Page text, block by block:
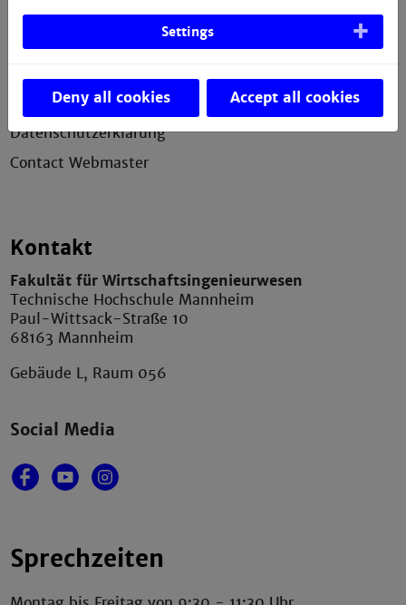
Erklärung zur Barrierefreiheit
Datenschutzerklärung
Contact Webmaster
Kontakt
Fakultät für Wirtschaftsingenieurwesen
Technische Hochschule Mannheim
Paul-Wittsack-Straße 10
68163 Mannheim
Gebäude L, Raum 056
Social Media
Sprechzeiten
Settings
Deny all cookies Accept all cookies